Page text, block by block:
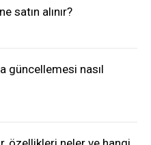
satın alınır?
güncellemesi nasıl